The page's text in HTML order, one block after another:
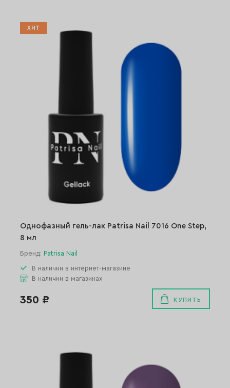
ХИТ
Однофазный гель-лак Patrisa Nail 7016 One Step,
8 мл
Бренд: Patrisa Nail
В наличии в интернет-магазине
В наличии в магазинах
350 ₽ КУПИТЬ